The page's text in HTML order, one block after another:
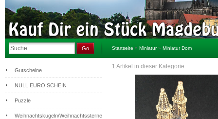
Go Startseite » Miniatur» Miniatur Dom
1 Artikel in dieser Kategorie
Gutscheine
NULL EURO SCHEIN
Puzzle
Weihnachtskugeln/Weihnachtssterne